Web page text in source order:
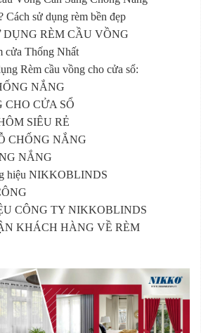
Cách sử dụng rèm bền đẹp
RÈM CẦU VỒNG
cửa Thống Nhất
Rèm cầu vồng cho cửa sổ:
NẮNG
CHO CỬA SỔ
SIÊU RẺ
CHỐNG NẮNG
NẮNG
hiệu NIKKOBLINDS
CÔNG TY NIKKOBLINDS
KHÁCH HÀNG VỀ RÈM